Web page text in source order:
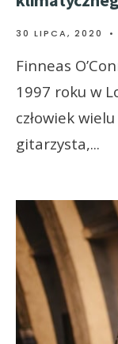
30 LIPCA, 2020 •
Finneas
1997 roku w
człowiek
gitarzysta,...